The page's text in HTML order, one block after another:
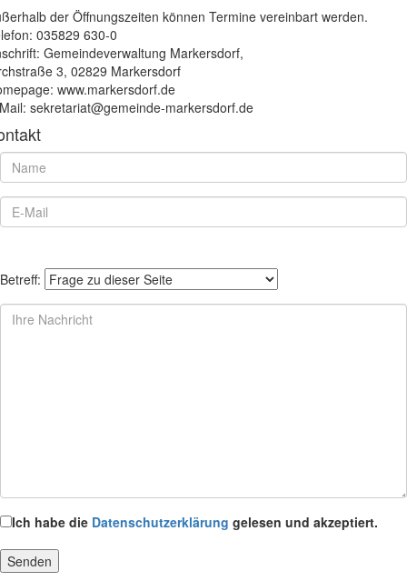
der Öffnungszeiten können Termine vereinbart werden.
035829 630-0
Gemeindeverwaltung Markersdorf,
3, 02829 Markersdorf
www.markersdorf.de
sekretariat@gemeinde-markersdorf.de
Betreff:
Ich habe die Datenschutzerklärung gelesen und akzeptiert.